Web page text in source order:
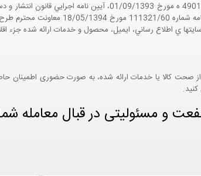
مواد 5 و 9 آيين نامه اجرايي و
ي اطلاع رساني، ايميل، محصول و خدمات ارائه شده جزء
صحت کالا یا خدمات ارائه شده، به صورت حضوری اطمینان
و مسئولیتی در قبال معامله